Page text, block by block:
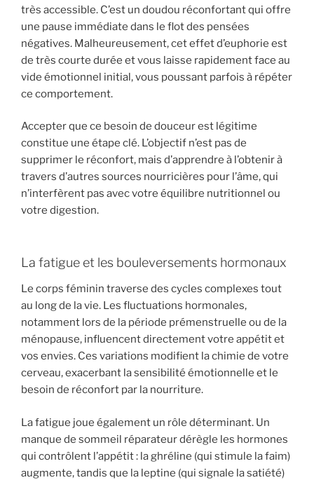
très accessible. C’est un doudou réconfortant qui offre
une pause immédiate dans le flot des pensées
négatives. Malheureusement, cet effet d’euphorie est
de très courte durée et vous laisse rapidement face au
vide émotionnel initial, vous poussant parfois à répéter
ce comportement.
Accepter que ce besoin de douceur est légitime
constitue une étape clé. L’objectif n’est pas de
supprimer le réconfort, mais d’apprendre à l’obtenir à
travers d’autres sources nourricières pour l’âme, qui
n’interfèrent pas avec votre équilibre nutritionnel ou
votre digestion.
La fatigue et les bouleversements hormonaux
Le corps féminin traverse des cycles complexes tout
au long de la vie. Les fluctuations hormonales,
notamment lors de la période prémenstruelle ou de la
ménopause, influencent directement votre appétit et
vos envies. Ces variations modifient la chimie de votre
cerveau, exacerbant la sensibilité émotionnelle et le
besoin de réconfort par la nourriture.
La fatigue joue également un rôle déterminant. Un
manque de sommeil réparateur dérègle les hormones
qui contrôlent l’appétit : la ghréline (qui stimule la faim)
augmente, tandis que la leptine (qui signale la satiété)